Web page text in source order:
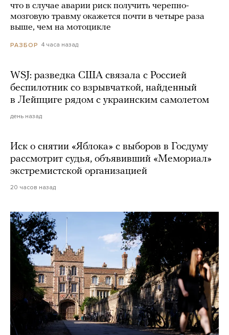
что в случае аварии риск получить черепно-
мозговую травму окажется почти в четыре раза
выше, чем на мотоцикле
РАЗБОР 4 часа назад
WSJ: разведка США связала с Россией
беспилотник со взрывчаткой, найденный
в Лейпциге рядом с украинским самолетом
день назад
Иск о снятии «Яблока» с выборов в Госдуму
рассмотрит судья, объявивший «Мемориал»
экстремистской организацией
20 часов назад